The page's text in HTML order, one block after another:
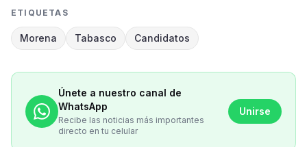
ETIQUETAS
Morena Tabasco Candidatos
Únete a nuestro canal de
WhatsApp
Recibe las noticias más importantes
directo en tu celular
Unirse